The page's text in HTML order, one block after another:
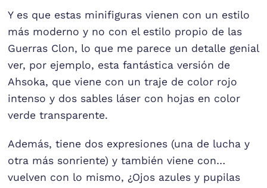
Y es que estas minifiguras vienen con un estilo
más moderno y no con el estilo propio de las
Guerras Clon, lo que me parece un detalle genial
ver, por ejemplo, esta fantástica versión de
Ahsoka, que viene con un traje de color rojo
intenso y dos sables láser con hojas en color
verde transparente.
Además, tiene dos expresiones (una de lucha y
otra más sonriente) y también viene con…
vuelven con lo mismo, ¿Ojos azules y pupilas